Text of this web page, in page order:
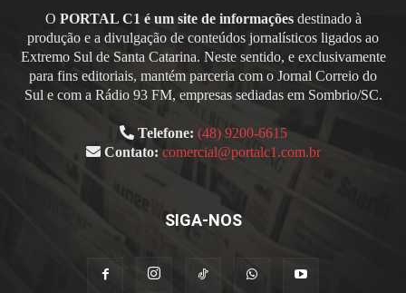
O PORTAL C1 é um site de informaçõesdestinado à
produção e a divulgação de conteúdos jornalísticos ligados ao
Extremo Sul de Santa Catarina. Neste sentido, e exclusivamente
para fins editoriais, mantém parceria com o Jornal Correio do
Sul e com a Rádio 93 FM, empresas sediadas em Sombrio/SC.
Telefone: (48) 9200-6615
Contato: comercial@portalc1.com.br
SIGA-NOS